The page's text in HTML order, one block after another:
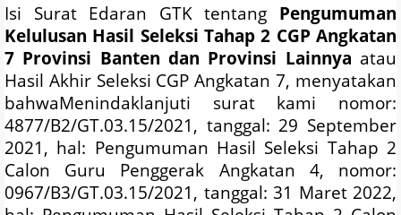
Isi Surat Edaran GTK tentang Pengumuman
Kelulusan Hasil Seleksi Tahap 2 CGP Angkatan
7 Provinsi Banten dan Provinsi Lainnya atau
Hasil Akhir Seleksi CGP Angkatan 7, menyatakan
bahwaMenindaklanjuti surat kami nomor:
4877/B2/GT.03.15/2021, tanggal: 29 September
2021, hal: Pengumuman Hasil Seleksi Tahap 2
Calon Guru Penggerak Angkatan 4, nomor:
0967/B3/GT.03.15/2021, tanggal: 31 Maret 2022,